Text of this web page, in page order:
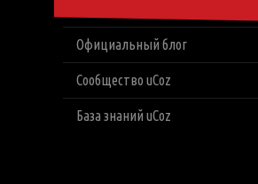
Официальный блог
Сообщество uCoz
База знаний uCoz